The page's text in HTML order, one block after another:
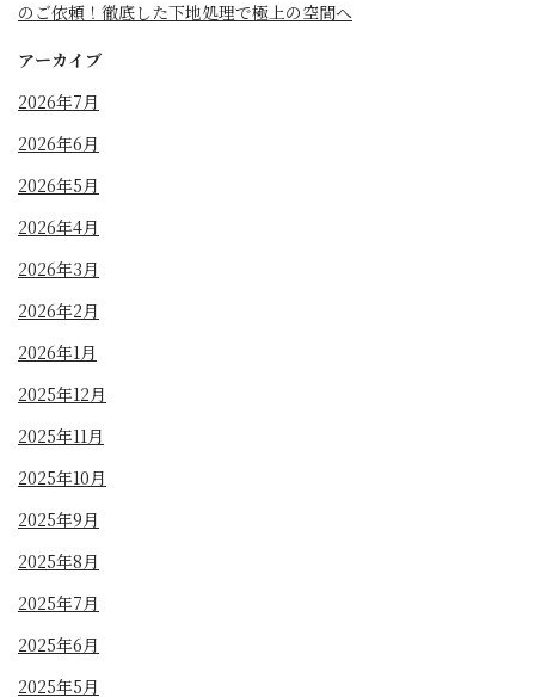
のご依頼！徹底した下地処理で極上の空間へ
アーカイブ
2026年7月
2026年6月
2026年5月
2026年4月
2026年3月
2026年2月
2026年1月
2025年12月
2025年11月
2025年10月
2025年9月
2025年8月
2025年7月
2025年6月
2025年5月